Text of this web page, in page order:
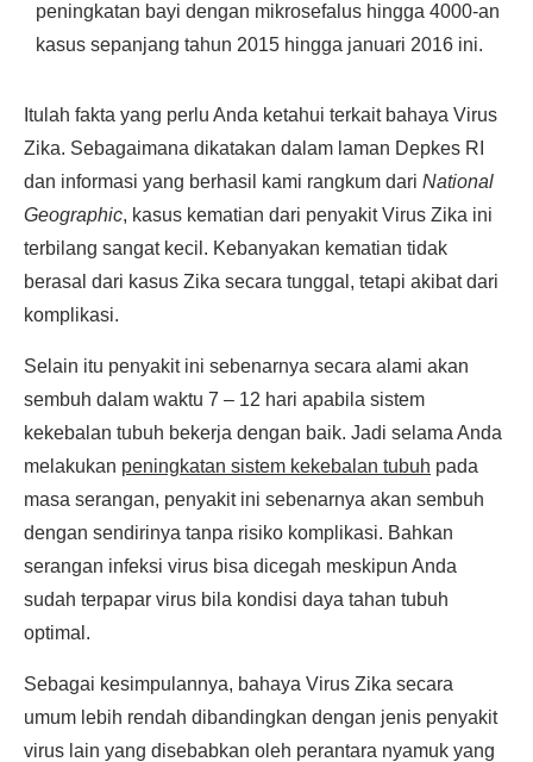
peningkatan bayi dengan mikrosefalus hingga 4000-an
kasus sepanjang tahun 2015 hingga januari 2016 ini.
Itulah fakta yang perlu Anda ketahui terkait bahaya Virus
Zika. Sebagaimana dikatakan dalam laman Depkes RI
dan informasi yang berhasil kami rangkum dari National
Geographic, kasus kematian dari penyakit Virus Zika ini
terbilang sangat kecil. Kebanyakan kematian tidak
berasal dari kasus Zika secara tunggal, tetapi akibat dari
komplikasi.
Selain itu penyakit ini sebenarnya secara alami akan
sembuh dalam waktu 7 – 12 hari apabila sistem
kekebalan tubuh bekerja dengan baik. Jadi selama Anda
melakukan peningkatan sistem kekebalan tubuh pada
masa serangan, penyakit ini sebenarnya akan sembuh
dengan sendirinya tanpa risiko komplikasi. Bahkan
serangan infeksi virus bisa dicegah meskipun Anda
sudah terpapar virus bila kondisi daya tahan tubuh
optimal.
Sebagai kesimpulannya, bahaya Virus Zika secara
umum lebih rendah dibandingkan dengan jenis penyakit
virus lain yang disebabkan oleh perantara nyamuk yang